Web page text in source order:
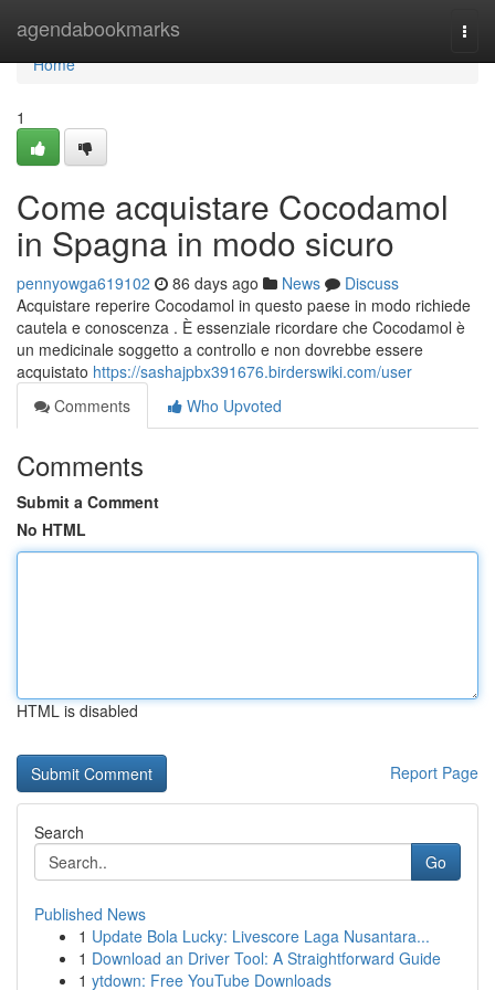
agendabookmarks
Home
Home
1
Come acquistare Cocodamol
in Spagna in modo sicuro
pennyowga619102 86 days ago News
Discuss
Acquistare reperire Cocodamol in questo paese in modo richiede
cautela e conoscenza . È essenziale ricordare che Cocodamol è
un medicinale soggetto a controllo e non dovrebbe essere
acquistato https://sashajpbx391676.birderswiki.com/user
Comments
Who Upvoted
Comments
Submit a Comment
No HTML
HTML is disabled
Report Page
Search
Go
Published News
1 Update Bola Lucky: Livescore Laga Nusantara...
1 Download an Driver Tool: A Straightforward Guide
1 ytdown: Free YouTube Downloads